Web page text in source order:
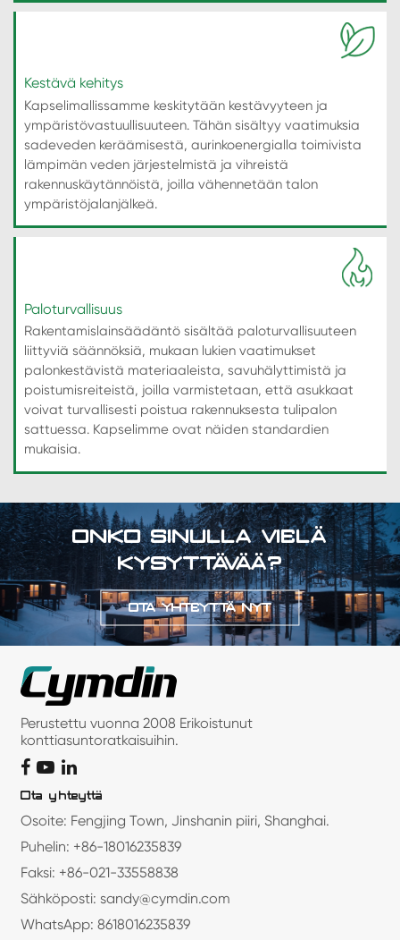
Kestävä kehitys
Kapselimallissamme keskitytään kestävyyteen ja
ympäristövastuullisuuteen. Tähän sisältyy vaatimuksia
sadeveden keräämisestä, aurinkoenergialla toimivista
lämpimän veden järjestelmistä ja vihreistä
rakennuskäytännöistä, joilla vähennetään talon
ympäristöjalanjälkeä.
Paloturvallisuus
Rakentamislainsäädäntö sisältää paloturvallisuuteen
liittyviä säännöksiä, mukaan lukien vaatimukset
palonkestävistä materiaaleista, savuhälyttimistä ja
poistumisreiteistä, joilla varmistetaan, että asukkaat
voivat turvallisesti poistua rakennuksesta tulipalon
sattuessa. Kapselimme ovat näiden standardien
mukaisia.
ONKO SINULLA VIELÄ
KYSYTTÄVÄÄ?
OTA YHTEYTTÄ NYT
Perustettu vuonna 2008 Erikoistunut
konttiasuntoratkaisuihin.
Ota yhteyttä
Osoite: Fengjing Town, Jinshanin piiri, Shanghai.
Puhelin: +86-18016235839
Faksi: +86-021-33558838
Sähköposti: sandy@cymdin.com
WhatsApp: 8618016235839